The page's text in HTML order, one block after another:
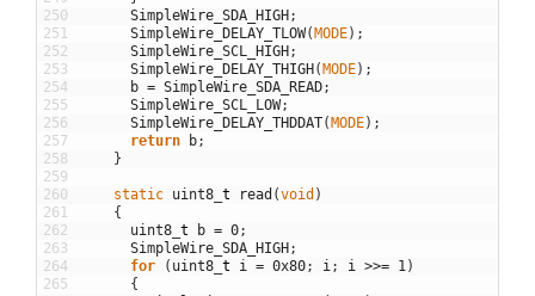
250
251
252
253
254
255
256
257
258
259
260
261
262
263
264
265
SimpleWire_SDA_HIGH ;
SimpleWire_DELAY_TLOW( MODE) ;
SimpleWire_SCL_HIGH ;
SimpleWire_DELAY_THIGH ( MODE) ;
b = SimpleWire_SDA_READ;
SimpleWire_SCL_LOW;
SimpleWire_DELAY_THDDAT( MODE) ;
return
b;
}
static uint8 t read (void )
{
uint8 t b = 0;
SimpleWire_SDA_HIGH ;
for
( uint8 t i = 0x80; i; i >>= 1)
{